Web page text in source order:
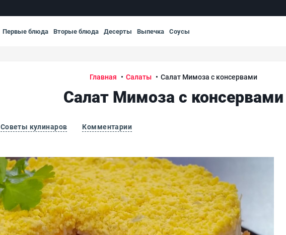
Первые блюда Вторые блюда Десерты Выпечка Соусы
Главная Салаты Салат Мимоза с консервами
Салат Мимоза с консервами
Советы кулинаров Комментарии